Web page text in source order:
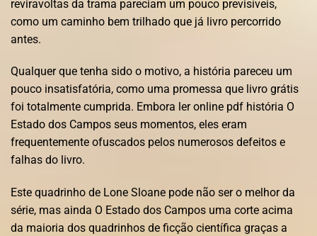
reviravoltas da trama pareciam um pouco previsíveis,
como um caminho bem trilhado que já livro percorrido
antes.
Qualquer que tenha sido o motivo, a história pareceu um
pouco insatisfatória, como uma promessa que livro grátis
foi totalmente cumprida. Embora ler online pdf história O
Estado dos Campos seus momentos, eles eram
frequentemente ofuscados pelos numerosos defeitos e
falhas do livro.
Este quadrinho de Lone Sloane pode não ser o melhor da
série, mas ainda O Estado dos Campos uma corte acima
da maioria dos quadrinhos de ficção científica graças a